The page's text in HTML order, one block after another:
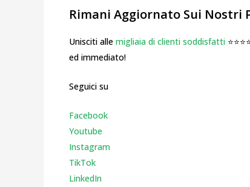
Rimani Aggiornato Sui Nostri
Unisciti alle migliaia di clienti soddisfatti
ed immediato!
Seguici su
Facebook
Youtube
Instagram
TikTok
LinkedIn